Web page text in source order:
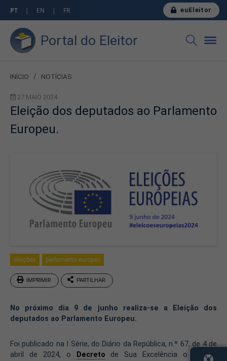
PT | EN | FR euEleitor
Portal do Eleitor
INÍCIO / NOTÍCIAS
27 MAIO 2024
Eleição dos deputados ao Parlamento
Europeu.
eleições parlamento europeu
IMPRIMIR PARTILHAR
No próximo dia 9 de junho realiza-se a Eleição dos
deputados ao Parlamento Europeu.
​​​​​​​​Foi publicado na I Série, do Diário da República, n.º 67, de 4 de
abril de 2024, o
Decreto de Sua Excelência o Senhor